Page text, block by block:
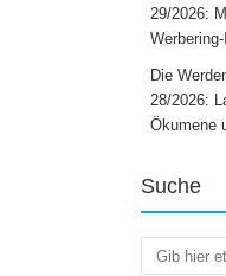
29/2026:
Die
28/2026:
Ökumene
Suche
Suchen